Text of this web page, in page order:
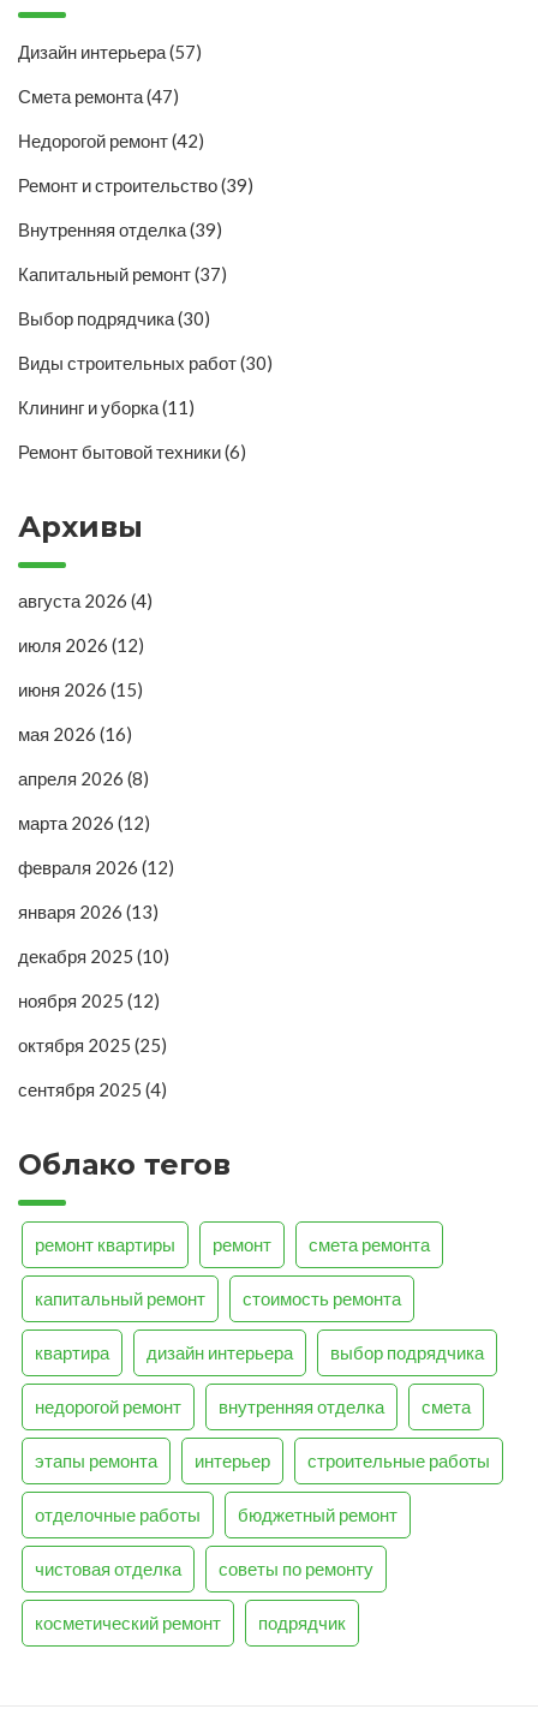
Дизайн интерьера(57)
Смета ремонта(47)
Недорогой ремонт(42)
Ремонт и строительство(39)
Внутренняя отделка(39)
Капитальный ремонт(37)
Выбор подрядчика(30)
Виды строительных работ(30)
Клининг и уборка(11)
Ремонт бытовой техники(6)
Архивы
августа 2026 (4)
июля 2026 (12)
июня 2026 (15)
мая 2026 (16)
апреля 2026 (8)
марта 2026 (12)
февраля 2026 (12)
января 2026 (13)
декабря 2025 (10)
ноября 2025 (12)
октября 2025 (25)
сентября 2025 (4)
Облако тегов
ремонт квартиры ремонт смета ремонта
капитальный ремонт стоимость ремонта
квартира дизайн интерьера выбор подрядчика
недорогой ремонт внутренняя отделка смета
этапы ремонта интерьер строительные работы
отделочные работы бюджетный ремонт
чистовая отделка советы по ремонту
косметический ремонт подрядчик